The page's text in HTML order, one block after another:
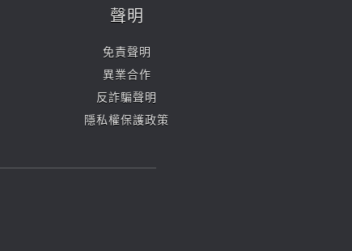
聲明
免責聲明
異業合作
反詐騙聲明
隱私權保護政策